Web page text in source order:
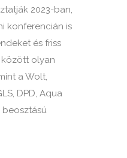
2023-ban,
konferencián is
és friss
olyan
a Wolt,
DPD, Aqua
beosztású